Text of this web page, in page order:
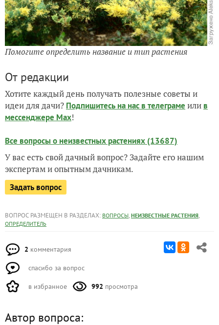
Помогите определить название и тип растения
От редакции
Хотите каждый день получать полезные советы и
идеи для дачи? Подпишитесь на нас в телеграме или в
мессенджере Max!
Все вопросы о неизвестных растениях (13687)
У вас есть свой дачный вопрос? Задайте его нашим
экспертам и опытным дачникам.
Задать вопрос
ВОПРОС РАЗМЕЩЕН В РАЗДЕЛАХ: ВОПРОСЫ, НЕИЗВЕСТНЫЕ РАСТЕНИЯ,
ОПРЕДЕЛИТЕЛЬ
2 комментария
спасибо за вопрос
в избранное 992 просмотра
Автор вопроса: